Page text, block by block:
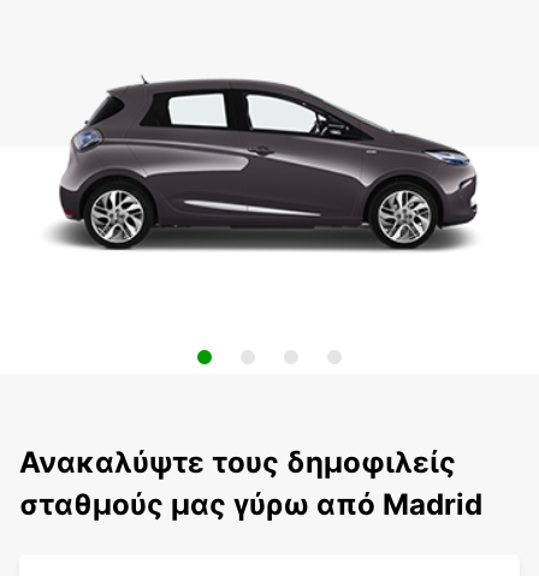
Ανακαλύψτε τους δημοφιλείς
σταθμούς μας γύρω από Madrid